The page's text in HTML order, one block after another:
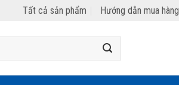
Tất cả sản phẩm Hướng dẫn mua hàng